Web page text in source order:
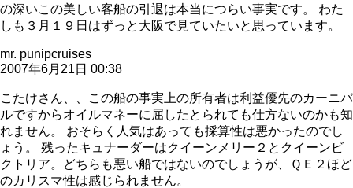
の深いこの美しい客船の引退は本当につらい事実です。 わた
しも３月１９日はずっと大阪で見ていたいと思っています。
mr. punipcruises
2007年6月21日 00:38
こたけさん、、この船の事実上の所有者は利益優先のカーニバ
ルですからオイルマネーに屈したとられても仕方ないのかも知
れません。 おそらく人気はあっても採算性は悪かったのでし
ょう。 残ったキュナーダーはクイーンメリー２とクイーンビ
クトリア。どちらも悪い船ではないのでしょうが、ＱＥ２ほど
のカリスマ性は感じられません。